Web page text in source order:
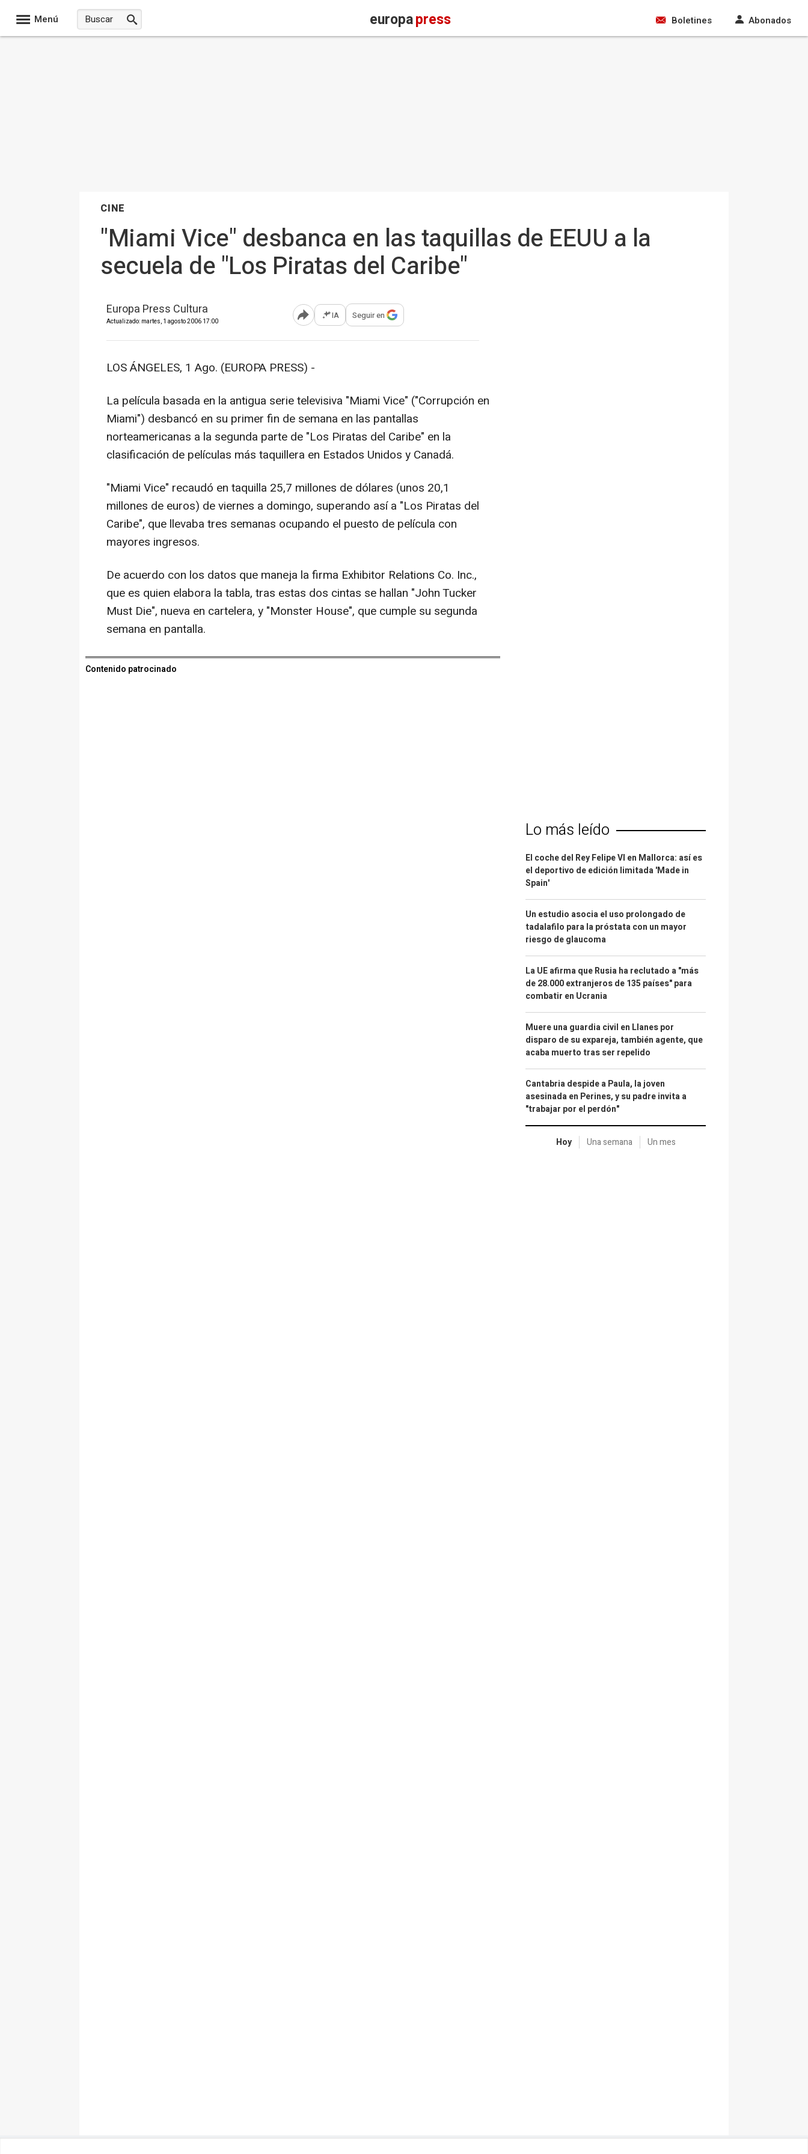
Menú europapress Boletines Abonados
CINE
"Miami Vice" desbanca en las taquillas de EEUU a la
secuela de "Los Piratas del Caribe"
Europa Press Cultura
Actualizado: martes, 1 agosto 2006 17:00 Abrir opciones para compartir
IA Seguir en
LOS ÁNGELES, 1 Ago. (EUROPA PRESS) -
La película basada en la antigua serie televisiva "Miami Vice" ("Corrupción en
Miami") desbancó en su primer fin de semana en las pantallas
norteamericanas a la segunda parte de "Los Piratas del Caribe" en la
clasificación de películas más taquillera en Estados Unidos y Canadá.
"Miami Vice" recaudó en taquilla 25,7 millones de dólares (unos 20,1
millones de euros) de viernes a domingo, superando así a "Los Piratas del
Caribe", que llevaba tres semanas ocupando el puesto de película con
mayores ingresos.
De acuerdo con los datos que maneja la firma Exhibitor Relations Co. Inc.,
que es quien elabora la tabla, tras estas dos cintas se hallan "John Tucker
Must Die", nueva en cartelera, y "Monster House", que cumple su segunda
semana en pantalla.
Contenido patrocinado
Lo más leído
El coche del Rey Felipe VI en Mallorca: así es
el deportivo de edición limitada 'Made in
Spain'
Un estudio asocia el uso prolongado de
tadalafilo para la próstata con un mayor
riesgo de glaucoma
La UE afirma que Rusia ha reclutado a "más
de 28.000 extranjeros de 135 países" para
combatir en Ucrania
Muere una guardia civil en Llanes por
disparo de su expareja, también agente, que
acaba muerto tras ser repelido
Cantabria despide a Paula, la joven
asesinada en Perines, y su padre invita a
"trabajar por el perdón"
Hoy Una semana Un mes